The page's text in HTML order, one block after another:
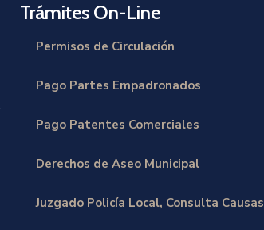
Trámites On-Line
Permisos de Circulación
Pago Partes Empadronados
Pago Patentes Comerciales
Derechos de Aseo Municipal
Juzgado Policía Local, Consulta Causas